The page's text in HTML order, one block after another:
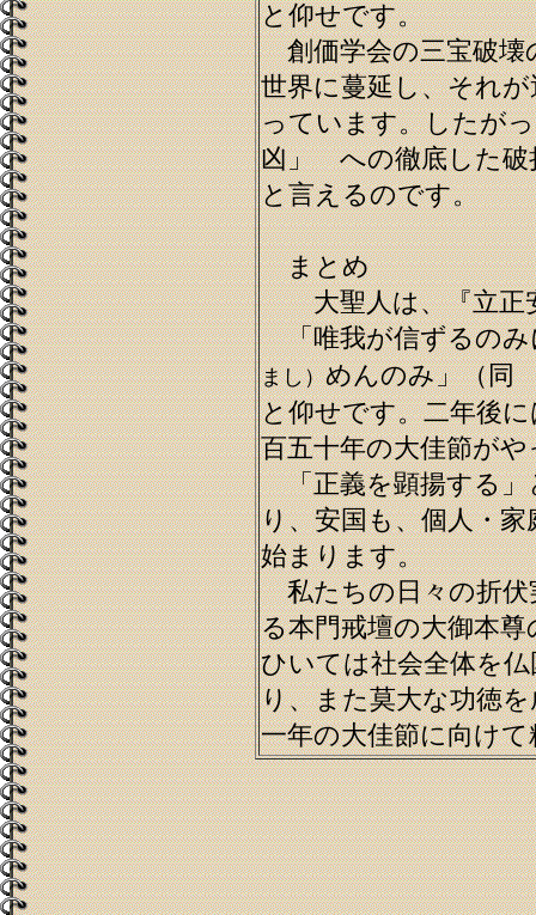
と仰せです。
創価学会の三宝破壊
世界に蔓延し、それ
っています。したが
凶」 への徹底した破
と言えるのです。
まとめ
大聖人は、『立正
「唯我が信ずるのみ
まし）めんのみ」（同
と仰せです。二年後
百五十年の大佳節が
「正義を顕揚する」
り、安国も、個人・
始まります。
私たちの日々の折伏
る本門戒壇の大御本
ひいては社会全体を
り、また莫大な功徳
一年の大佳節に向け